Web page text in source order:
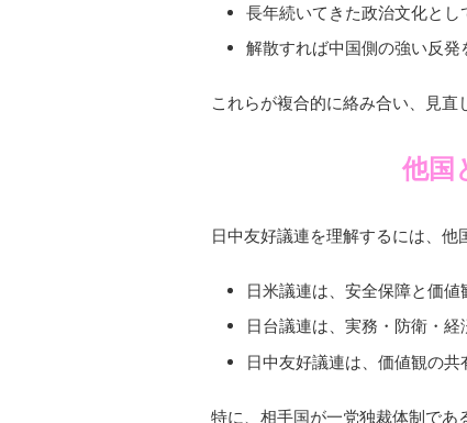
長年続いてきた政治文化とし
解散すれば中国側の強い反発
これらが複合的に絡み合い、見直
他国
日中友好議連を理解するには、他
日米議連は、安全保障と価値
日台議連は、実務・防衛・経
日中友好議連は、価値観の
特に、相手国が一党独裁体制であ